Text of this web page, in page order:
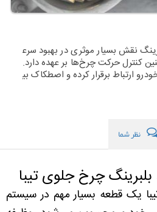
نقش بسیار موثری در بهبود سرع
کنترل حرکت چرخ‌ها بر عهده دارد.
ارتباط برقرار کرده و اصطکاک بی
نظر شما
چرخ جلوی تیبا
یک قطعه بسیار مهم در سیستم